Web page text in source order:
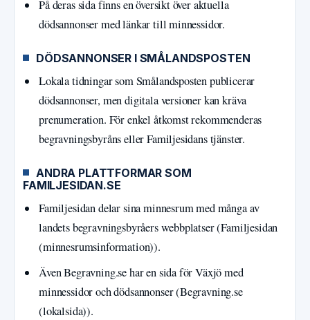
På deras sida finns en översikt över aktuella
dödsannonser med länkar till minnessidor.
DÖDSANNONSER I SMÅLANDSPOSTEN
Lokala tidningar som Smålandsposten publicerar
dödsannonser, men digitala versioner kan kräva
prenumeration. För enkel åtkomst rekommenderas
begravningsbyråns eller Familjesidans tjänster.
ANDRA PLATTFORMAR SOM
FAMILJESIDAN.SE
Familjesidan delar sina minnesrum med många av
landets begravningsbyråers webbplatser (Familjesidan
(minnesrumsinformation)).
Även Begravning.se har en sida för Växjö med
minnessidor och dödsannonser (Begravning.se
(lokalsida)).